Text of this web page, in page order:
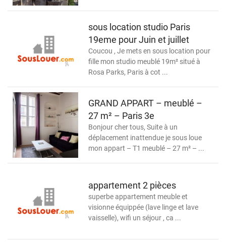
sous location studio Paris
19eme pour Juin et juillet
Coucou , Je mets en sous location pour
fille mon studio meublé 19m² situé à
Rosa Parks, Paris à cot ...
GRAND APPART – meublé –
27 m² – Paris 3e
Bonjour cher tous, Suite à un
déplacement inattendue je sous loue
mon appart – T1 meublé – 27 m² – ...
appartement 2 pièces
superbe appartement meuble et
visionne équippée (lave linge et lave
vaisselle), wifi un séjour , ca ...